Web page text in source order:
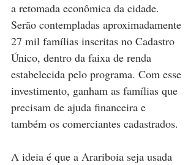
a retomada econômica da cidade.
Serão contempladas aproximadamente
27 mil famílias inscritas no Cadastro
Único, dentro da faixa de renda
estabelecida pelo programa. Com esse
investimento, ganham as famílias que
precisam de ajuda financeira e
também os comerciantes cadastrados.
A ideia é que a Arariboia seja usada